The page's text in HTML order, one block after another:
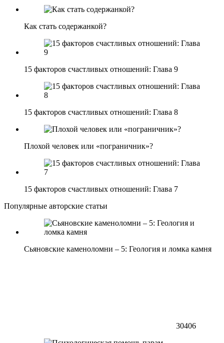
Как стать содержанкой?
15 факторов счастливых отношений: Глава 9
15 факторов счастливых отношений: Глава 8
Плохой человек или «пограничник»?
15 факторов счастливых отношений: Глава 7
Популярные авторские статьи
Сьяновские каменоломни – 5: Геология и ломка камня
30406